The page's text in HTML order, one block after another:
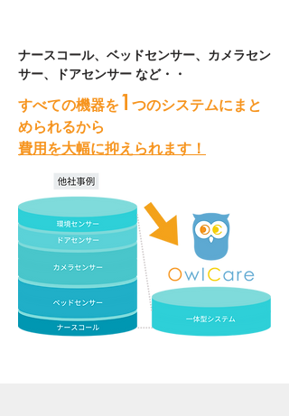
ナースコール、ベッドセンサー、カメラセン
サー、​ドアセンサー など・・
すべての機器を1 つのシステムにまと
められるから
費用を大幅に抑えられます！